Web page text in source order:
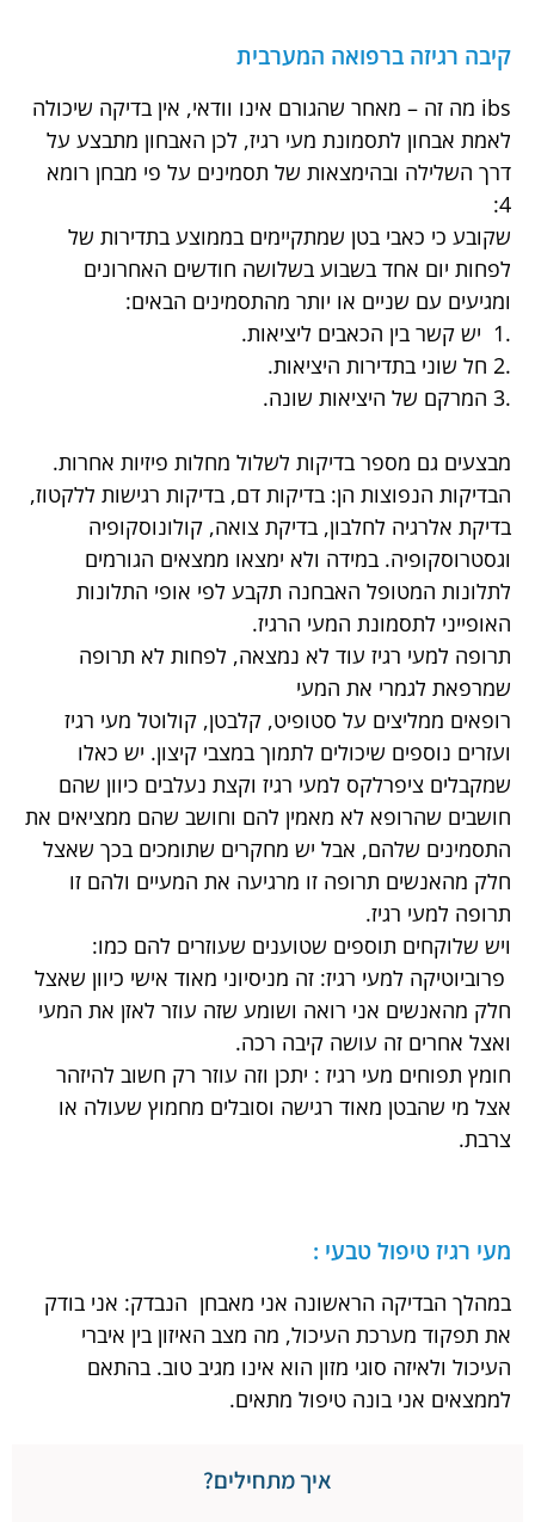
קיבה רגיזה ברפואה המערבית
ibs מה זה – מאחר שהגורם אינו וודאי, אין בדיקה שיכולה
לאמת אבחון לתסמונת מעי רגיז, לכן האבחון מתבצע על
דרך השלילה ובהימצאות של תסמינים על פי מבחן רומא
4:
שקובע כי כאבי בטן שמתקיימים בממוצע בתדירות של
לפחות יום אחד בשבוע בשלושה חודשים האחרונים
ומגיעים עם שניים או יותר מהתסמינים הבאים:
.1 יש קשר בין הכאבים ליציאות.
.2 חל שוני בתדירות היציאות.
.3 המרקם של היציאות שונה.
מבצעים גם מספר בדיקות לשלול מחלות פיזיות אחרות.
הבדיקות הנפוצות הן: בדיקות דם, בדיקות רגישות ללקטוז,
בדיקת אלרגיה לחלבון, בדיקת צואה, קולונוסקופיה
וגסטרוסקופיה. במידה ולא ימצאו ממצאים הגורמים
לתלונות המטופל האבחנה תקבע לפי אופי התלונות
האופייני לתסמונת המעי הרגיז.
תרופה למעי רגיז עוד לא נמצאה, לפחות לא תרופה
שמרפאת לגמרי את המעי
רופאים ממליצים על סטופיט, קלבטן, קולוטל מעי רגיז
ועזרים נוספים שיכולים לתמוך במצבי קיצון. יש כאלו
שמקבלים ציפרלקס למעי רגיז וקצת נעלבים כיוון שהם
חושבים שהרופא לא מאמין להם וחושב שהם ממציאים את
התסמינים שלהם, אבל יש מחקרים שתומכים בכך שאצל
חלק מהאנשים תרופה זו מרגיעה את המעיים ולהם זו
תרופה למעי רגיז.
ויש שלוקחים תוספים שטוענים שעוזרים להם כמו:
פרוביוטיקה למעי רגיז: זה מניסיוני מאוד אישי כיוון שאצל
חלק מהאנשים אני רואה ושומע שזה עוזר לאזן את המעי
ואצל אחרים זה עושה קיבה רכה.
חומץ תפוחים מעי רגיז : יתכן וזה עוזר רק חשוב להיזהר
אצל מי שהבטן מאוד רגישה וסובלים מחמוץ שעולה או
צרבת.
מעי רגיז טיפול טבעי :
במהלך הבדיקה הראשונה אני מאבחן הנבדק: אני בודק
את תפקוד מערכת העיכול, מה מצב האיזון בין איברי
העיכול ולאיזה סוגי מזון הוא אינו מגיב טוב. בהתאם
לממצאים אני בונה טיפול מתאים.
איך מתחילים?